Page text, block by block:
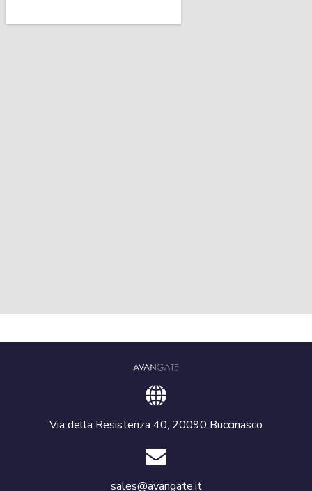
Via della Resistenza 40, 20090 Buccinasco
sales@avangate.it